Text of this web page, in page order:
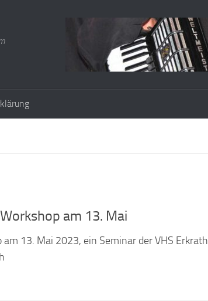
am 13. Mai
13. Mai 2023, ein Seminar der VHS Erkrath